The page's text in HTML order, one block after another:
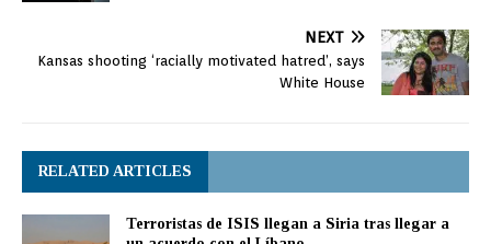
NEXT
Kansas shooting ‘racially motivated hatred’, says
White House
RELATED ARTICLES
Terroristas de ISIS llegan a Siria tras llegar a